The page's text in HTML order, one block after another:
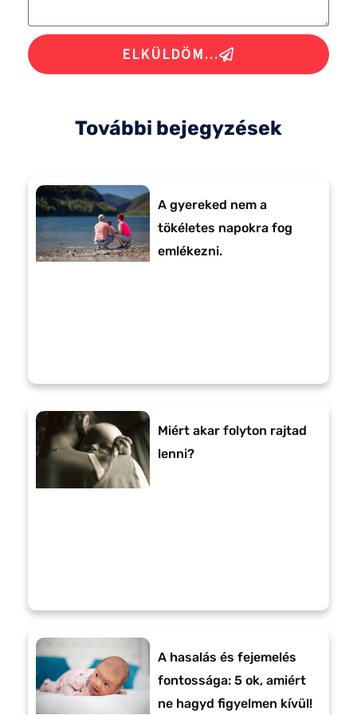
ELKÜLDÖM...
További bejegyzések
A gyereked nem a
tökéletes napokra fog
emlékezni.
Miért akar folyton rajtad
lenni?
A hasalás és fejemelés
fontossága: 5 ok, amiért
ne hagyd figyelmen kívül!